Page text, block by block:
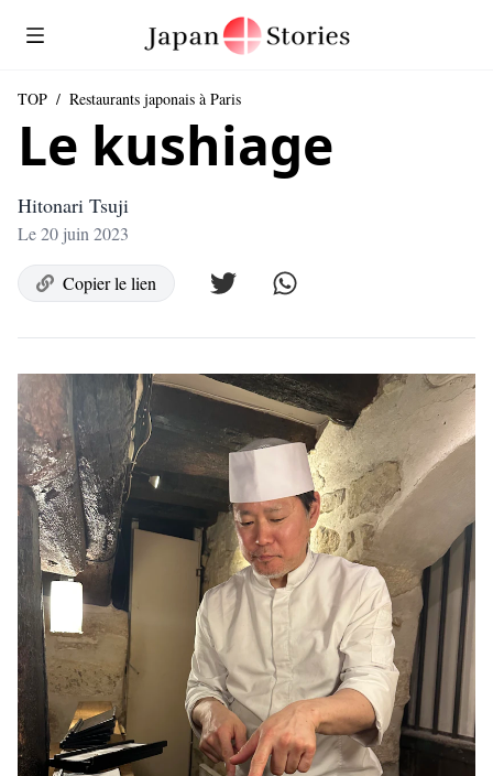
TOP / Restaurants japonais à Paris
Le kushiage
Hitonari Tsuji
Le 20 juin 2023
Copier le lien